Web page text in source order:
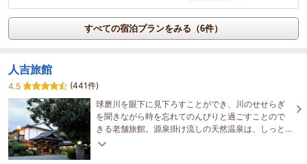
すべての宿泊プランをみる（6件）
人吉旅館
4.5
(441件)
球磨川を眼下に見下ろすことができ、川のせせらぎ
を聞きながら時を忘れてのんびりと過ごすことので
きる老舗旅館。源泉掛け流しの天然温泉は、しっと
りとした美人の湯で、24時間ご利用いただけます。